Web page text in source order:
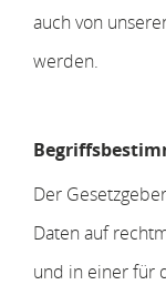
auch von
werden.
Der
Daten auf
und in einer für